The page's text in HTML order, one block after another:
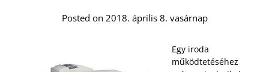
Posted on 2018. április 8. vasárnap
Egy iroda
működtetéséhez